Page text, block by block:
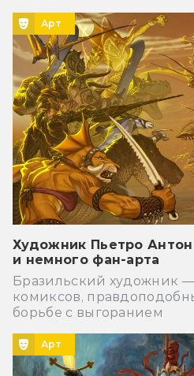
Арт
Художник Пьетро
и немного фан-арта
Бразильский художник
комиксов,
борьбе с выгоранием
Арт